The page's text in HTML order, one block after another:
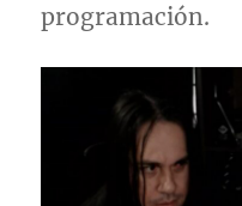
programación.